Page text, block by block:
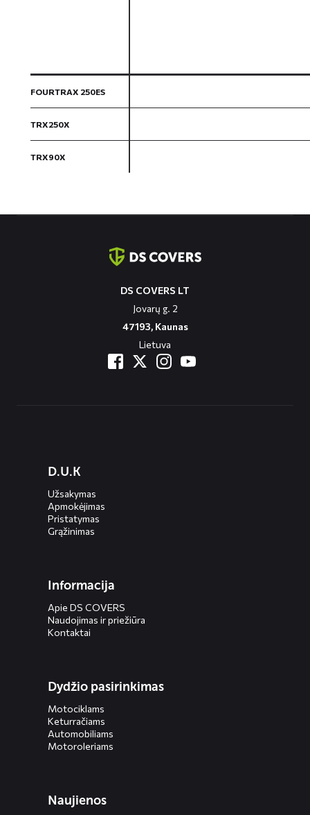
FOURTRAX 250ES
TRX250X
TRX90X
DS COVERS LT
Jovarų g. 2
47193, Kaunas
Lietuva
menusD.U.K
Užsakymas
Apmokėjimas
Pristatymas
Grąžinimas
Informacija
Apie DS COVERS
Naudojimas ir priežiūra
Kontaktai
Dydžio pasirinkimas
Motociklams
Keturračiams
Automobiliams
Motoroleriams
Naujienos